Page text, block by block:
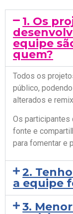
1. Os
equipe
quem?
Todos os
público,
alterados e
Os participantes
fonte e
para fomentar e
2.
a equipe
3.